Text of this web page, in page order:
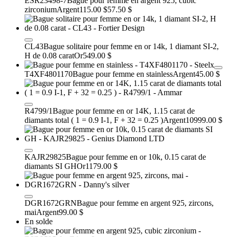
zirconiumArgent115.00 $57.50 $
CL43Bague solitaire pour femme en or 14k, 1 diamant SI-2,
H de 0.08 caratOr549.00 $
T4XF4801170Bague pour femme en stainlessArgent45.00 $
R4799/1Bague pour femme en or 14K, 1.15 carat de
diamants total ( 1 = 0.9 I-1, F + 32 = 0.25 )Argent10999.00 $
KAJR29825Bague pour femme en or 10k, 0.15 carat de
diamants SI GHOr1179.00 $
DGR1672GRNBague pour femme en argent 925, zircons,
maiArgent99.00 $
En solde